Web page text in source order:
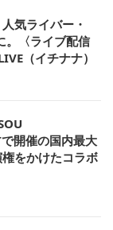
気ライバー・
。〈ライブ配信
（イチナナ）
開催の国内最大
をかけたコラボ